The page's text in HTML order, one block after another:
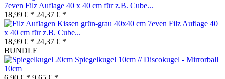
7even Filz Auflage 40 x 40 cm für z.B. Cube...
18,99 € * 24,37 € *
7even Filz Auflage 40
x 40 cm für z.B. Cube...
18,99 € * 24,37 € *
BUNDLE
Spiegelkugel 10cm // Discokugel - Mirrorball
10cm